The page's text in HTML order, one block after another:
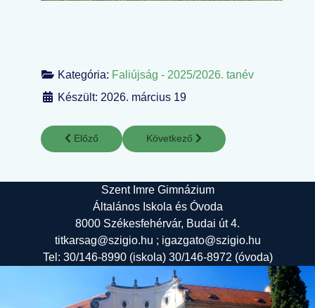
Kategória: Faliújság - 2025/2026. tanév
Készült: 2026. március 19
Előző cikk: Tavaszi szavalóverseny
Előző Következő cikk: Komplex humán
Következő
Szent Imre Gimnázium
Általános Iskola és Óvoda
8000 Székesfehérvár, Budai út 4.
titkarsag@szigio.hu ; igazgato@szigio.hu
Tel: 30/146-8990 (iskola) 30/146-8972 (óvoda)